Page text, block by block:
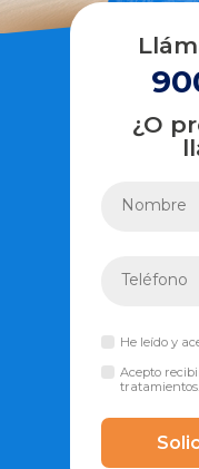
¿O
He leído y
Acepto
tratamientos.